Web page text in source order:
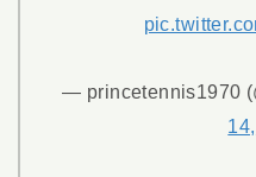
— princetennis1970